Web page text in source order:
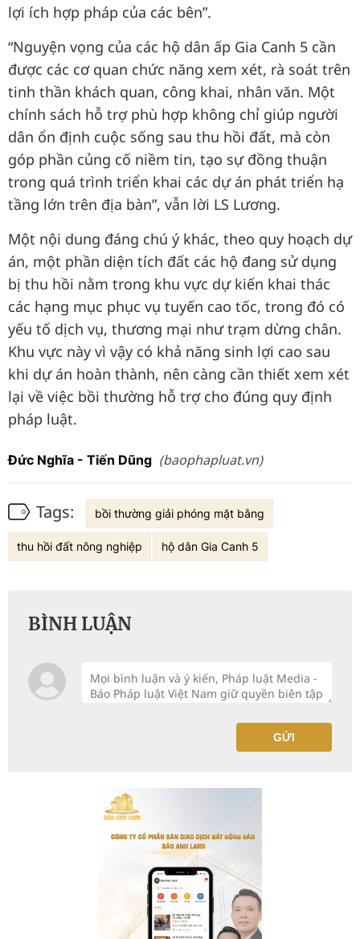
lợi ích hợp pháp của các bên”.
“Nguyện vọng của các hộ dân ấp Gia Canh 5 cần
được các cơ quan chức năng xem xét, rà soát trên
tinh thần khách quan, công khai, nhân văn. Một
chính sách hỗ trợ phù hợp không chỉ giúp người
dân ổn định cuộc sống sau thu hồi đất, mà còn
góp phần củng cố niềm tin, tạo sự đồng thuận
trong quá trình triển khai các dự án phát triển hạ
tầng lớn trên địa bàn”, vẫn lời LS Lương.
Một nội dung đáng chú ý khác, theo quy hoạch dự
án, một phần diện tích đất các hộ đang sử dụng
bị thu hồi nằm trong khu vực dự kiến khai thác
các hạng mục phục vụ tuyến cao tốc, trong đó có
yếu tố dịch vụ, thương mại như trạm dừng chân.
Khu vực này vì vậy có khả năng sinh lợi cao sau
khi dự án hoàn thành, nên càng cần thiết xem xét
lại về việc bồi thường hỗ trợ cho đúng quy định
pháp luật.
Đức Nghĩa - Tiến Dũng (baophapluat.vn)
Tags: bồi thường giải phóng mặt bằng
thu hồi đất nông nghiệp hộ dân Gia Canh 5
BÌNH LUẬN
GỬI